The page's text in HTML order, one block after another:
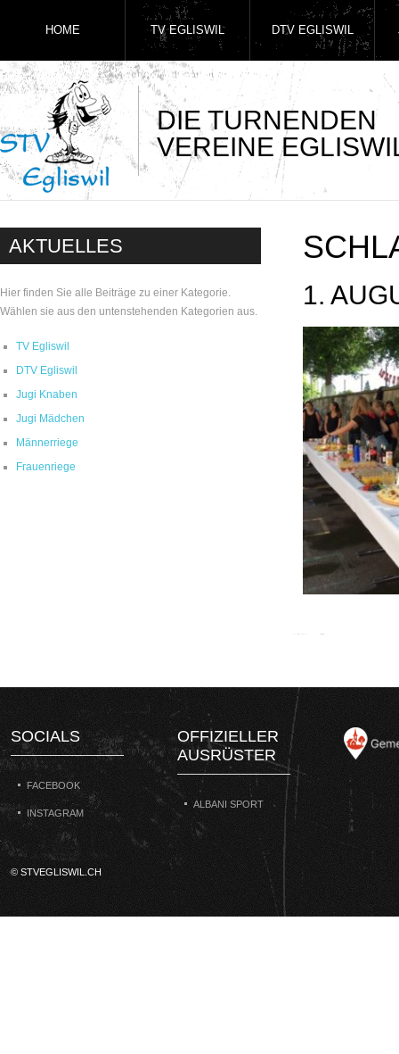
DIE TURNENDEN
VEREINE
HOME TV EGLISWIL DTV EGLISWIL
AKTUELLES
Hier finden Sie alle Beiträge zu einer Kategorie.
Wählen sie aus den untenstehenden Kategorien aus.
TV Egliswil
DTV Egliswil
Jugi Knaben
Jugi Mädchen
Männerriege
Frauenriege
1.
SOCIALS
FACEBOOK
INSTAGRAM
OFFIZIELLER
AUSRÜSTER
ALBANI SPORT
© STVEGLISWIL.CH